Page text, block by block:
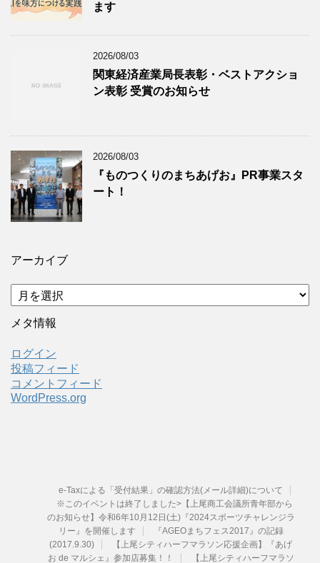
ます
2026/08/03
関東経済産業局長表彰・ベストアクショ
ン表彰 受賞のお知らせ
2026/08/03
『ものつくりのまちあげお』PR事業スタ
ート！
アーカイブ
ア
ー
カ
ブ
メタ情報
ログイン
投稿フィード
コメントフィード
WordPress.org
e-Taxによる「受付結果」の確認方法(メール詳細)について
※このイベントは終了しました>【上尾商工会議所青年部から
のお知らせ】令和6年10月12日(土)『2024スポーツチャレンジラ
リー』を開催します
『AGEOまちフェス2017』の記録
(2017.9.30)
【上尾シティハーフマラソン応援企画】『あげ
お de マルシェ』参加店募集！！
【上尾シティハーフマラソ